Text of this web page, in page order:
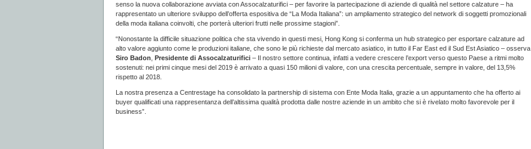
senso la nuova collaborazione avviata con Assocalzaturifici – per favorire la partecipazione di aziende di qualità nel settore calzature – ha
rappresentato un ulteriore sviluppo dell’offerta espositiva de “La Moda Italiana”: un ampliamento strategico del network di soggetti promozionali
della moda italiana coinvolti, che porterà ulteriori frutti nelle prossime stagioni”.
“Nonostante la difficile situazione politica che sta vivendo in questi mesi, Hong Kong si conferma un hub strategico per esportare calzature ad
alto valore aggiunto come le produzioni italiane, che sono le più richieste dal mercato asiatico, in tutto il Far East ed il Sud Est Asiatico – osserva
Siro Badon Presidente di Assocalzaturifici – Il nostro settore continua, infatti a vedere crescere l’export verso questo Paese a ritmi molto
sostenuti: nei primi cinque mesi del 2019 è arrivato a quasi 150 milioni di valore, con una crescita percentuale, sempre in valore, del 13,5%
rispetto al 2018.
La nostra presenza a Centrestage ha consolidato la partnership di sistema con Ente Moda Italia, grazie a un appuntamento che ha offerto ai
buyer qualificati una rappresentanza dell’altissima qualità prodotta dalle nostre aziende in un ambito che si è rivelato molto favorevole per il
business”.